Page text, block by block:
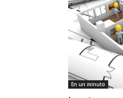
En un minuto